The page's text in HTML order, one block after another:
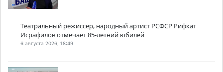
Театральный режиссер, народный артист РСФСР Рифкат
Исрафилов отмечает 85-летний юбилей
6 августа 2026, 18:49